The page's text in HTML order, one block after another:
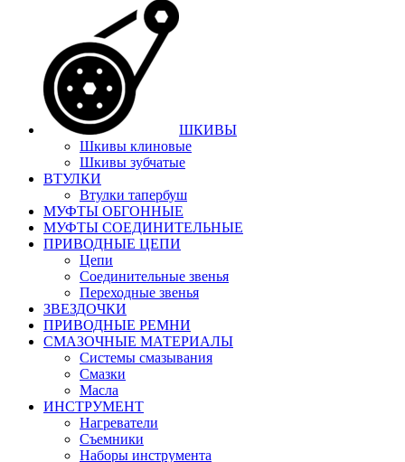
ШКИВЫ
Шкивы клиновые
Шкивы зубчатые
ВТУЛКИ
Втулки тапербуш
МУФТЫ ОБГОННЫЕ
МУФТЫ СОЕДИНИТЕЛЬНЫЕ
ПРИВОДНЫЕ ЦЕПИ
Цепи
Соединительные звенья
Переходные звенья
ЗВЕЗДОЧКИ
ПРИВОДНЫЕ РЕМНИ
СМАЗОЧНЫЕ МАТЕРИАЛЫ
Системы смазывания
Смазки
Масла
ИНСТРУМЕНТ
Нагреватели
Съемники
Наборы инструмента